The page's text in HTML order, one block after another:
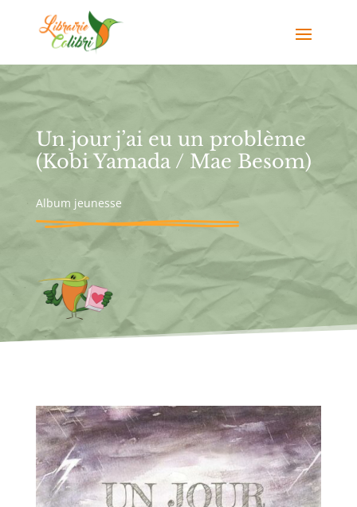
Un jour j’ai eu un problème
(Kobi Yamada / Mae Besom)
Album jeunesse